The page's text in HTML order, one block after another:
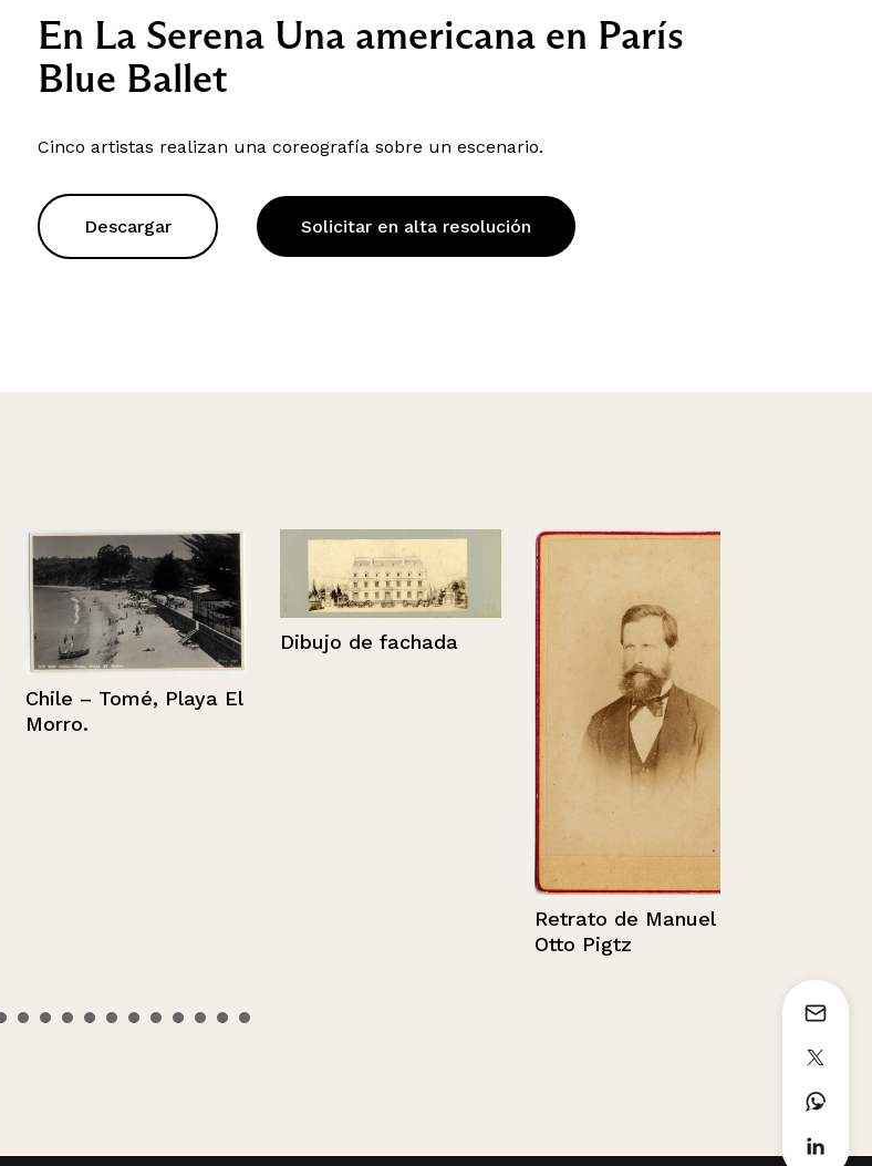
En La Serena Una americana en París
Blue Ballet
Cinco artistas realizan una coreografía sobre un escenario.
Descargar Solicitar en alta resolución
Chile – Tomé, Playa El
Morro.
Dibujo de fachada
Retrato de Manuel
Otto Pigtz